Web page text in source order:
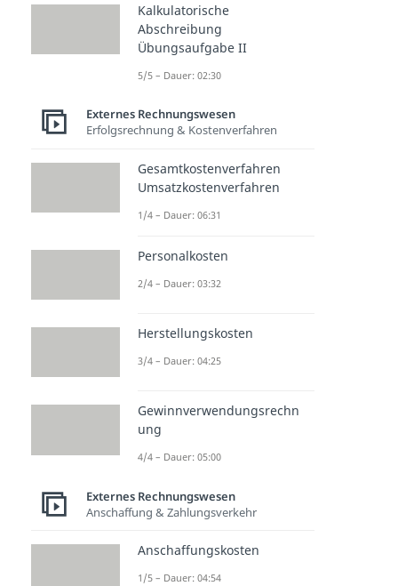
Kalkulatorische
Abschreibung
Übungsaufgabe II
5/5 – Dauer: 02:30
Externes Rechnungswesen
Erfolgsrechnung & Kostenverfahren
Gesamtkostenverfahren
Umsatzkostenverfahren
1/4 – Dauer: 06:31
Personalkosten
2/4 – Dauer: 03:32
Herstellungskosten
3/4 – Dauer: 04:25
Gewinnverwendungsrechn
ung
4/4 – Dauer: 05:00
Externes Rechnungswesen
Anschaffung & Zahlungsverkehr
Anschaffungskosten
1/5 – Dauer: 04:54